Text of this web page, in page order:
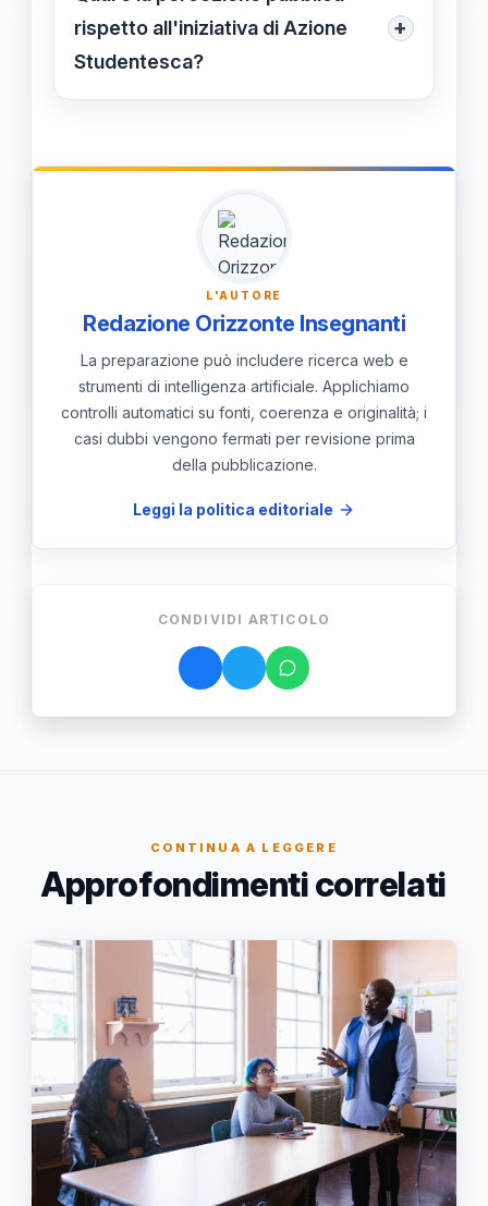
tra insegnanti e studenti,
potenzialmente limitando la libertà di
rispetto all'iniziativa di Azione
Studentesca?
+
La percezione pubblica è divisa:
necessaria per tutelare la neutralità,
altri la considerano un tentativo di
controllo ideologico e censura.
L'AUTORE
Redazione Orizzonte Insegnanti
La preparazione può includere ricerca web e
strumenti di intelligenza artificiale. Applichiamo
controlli automatici su fonti, coerenza e originalità; i
casi dubbi vengono fermati per revisione prima
della pubblicazione.
Leggi la politica editoriale
CONDIVIDI ARTICOLO
CONTINUA A LEGGERE
Approfondimenti correlati